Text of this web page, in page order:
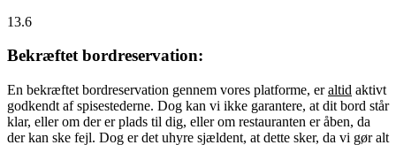
13.6
Bekræftet bordreservation:
En bekræftet bordreservation gennem vores platforme, eraltid aktivt
godkendt af spisestederne. Dog kan vi ikke garantere, at dit bord står
klar, eller om der er plads til dig, eller om restauranten er åben, da
der kan ske fejl. Dog er det uhyre sjældent, at dette sker, da vi gør alt